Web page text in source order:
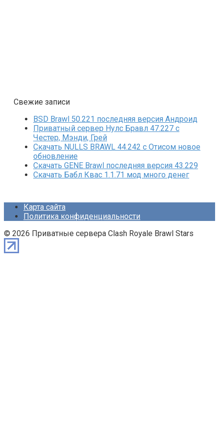
Свежие записи
BSD Brawl 50.221 последняя версия Андроид
Приватный сервер Нулс Бравл 47.227 с
Честер, Мэнди, Грей
Скачать NULLS BRAWL 44.242 с Отисом новое
обновление
Скачать GENE Brawl последняя версия 43.229
Скачать Бабл Квас 1.1.71 мод много денег
Карта сайта
Политика конфиденциальности
© 2026 Приватные сервера Clash Royale Brawl Stars